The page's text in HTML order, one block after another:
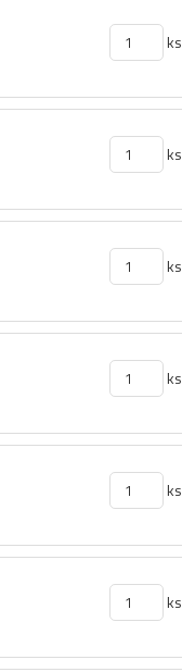
ks
ks
ks
ks
ks
ks